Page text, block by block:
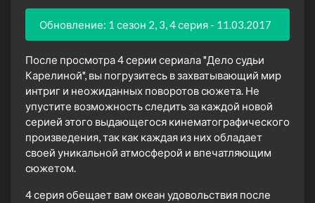
Обновление: 1 сезон 2, 3, 4 серия - 11.03.2017
После просмотра 4 серии сериала "Дело судьи
Карелиной", вы погрузитесь в захватывающий мир
интриг и неожиданных поворотов сюжета. Не
упустите возможность следить за каждой новой
серией этого выдающегося кинематографического
произведения, так как каждая из них обладает
своей уникальной атмосферой и впечатляющим
сюжетом.
4 серия обещает вам океан удовольствия после